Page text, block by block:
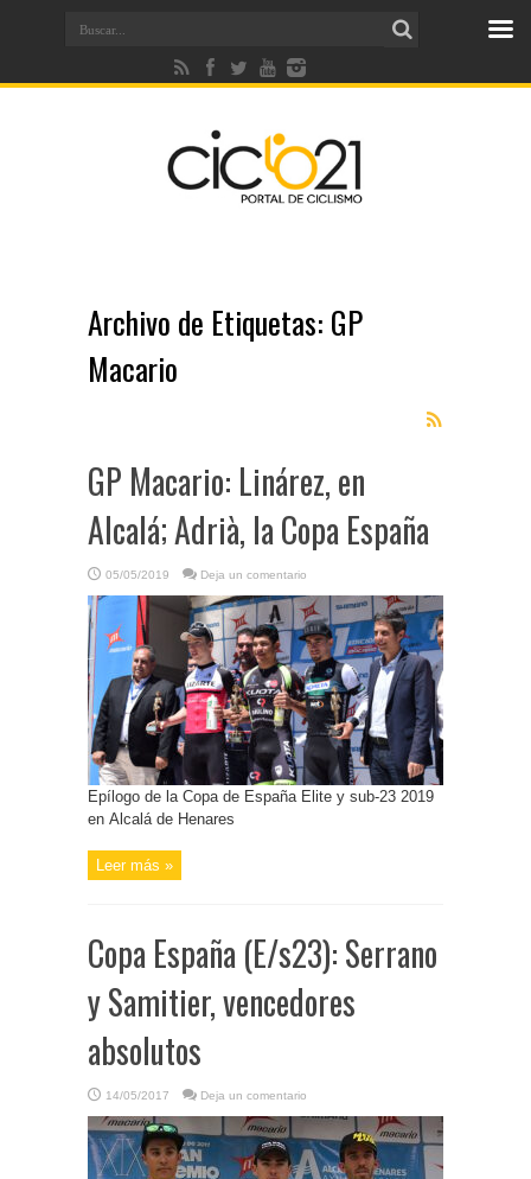
Archivo de Etiquetas: GP
Macario
GP Macario: Linárez, en
Alcalá; Adrià, la Copa España
05/05/2019 Deja un comentario
Epílogo de la Copa de España Elite y sub-23 2019
en Alcalá de Henares
Leer más »
Copa España (E/s23): Serrano
y Samitier, vencedores
absolutos
14/05/2017 Deja un comentario